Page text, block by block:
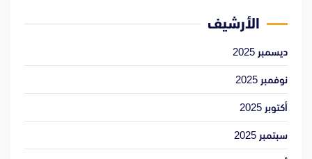
الأرشيف
ديسمبر 2025
نوفمبر 2025
أكتوبر 2025
سبتمبر 2025